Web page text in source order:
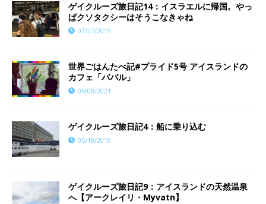
ゲイクルーズ旅日記14：イスラエルに帰国。やっ
ぱクソタクシーはそうこなきゃね
07/27/2019
世界ごはんたべ記#プライド5号 アイスランドの
カフェ「ババル」
06/08/2021
ゲイクルーズ旅日記4：船に乗り込む
05/18/2019
ゲイクルーズ旅日記9：アイスランドの天然温泉
へ【アークレイリ・Myvatn】